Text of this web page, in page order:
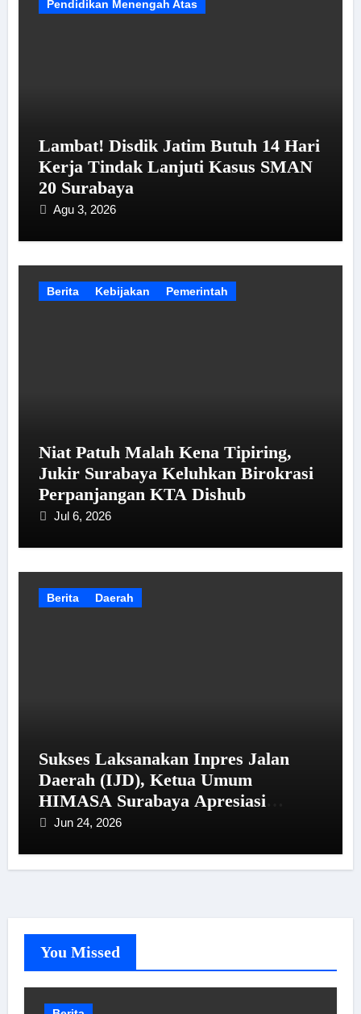
Pendidikan Menengah Atas
Lambat! Disdik Jatim Butuh 14 Hari
Kerja Tindak Lanjuti Kasus SMAN
20 Surabaya
Agu 3, 2026
Berita Kebijakan Pemerintah
Niat Patuh Malah Kena Tipiring,
Jukir Surabaya Keluhkan Birokrasi
Perpanjangan KTA Dishub
Jul 6, 2026
Berita Daerah
Sukses Laksanakan Inpres Jalan
Daerah (IJD), Ketua Umum
HIMASA Surabaya Apresiasi
Kinerja Bupati Sampang
Jun 24, 2026
You Missed